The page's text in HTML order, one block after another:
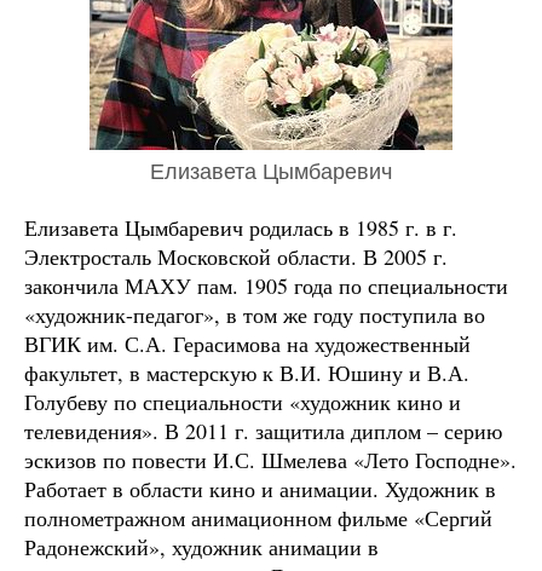
Елизавета Цымбаревич
Елизавета Цымбаревич родилась в 1985 г. в г.
Электросталь Московской области. В 2005 г.
закончила МАХУ пам. 1905 года по специальности
«художник-педагог», в том же году поступила во
ВГИК им. С.А. Герасимова на художественный
факультет, в мастерскую к В.И. Юшину и В.А.
Голубеву по специальности «художник кино и
телевидения». В 2011 г. защитила диплом – серию
эскизов по повести И.С. Шмелева «Лето Господне».
Работает в области кино и анимации. Художник в
полнометражном анимационном фильме «Сергий
Радонежский», художник анимации в